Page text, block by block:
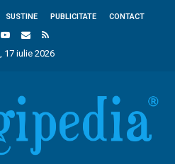
SUSTINE PUBLICITATE CONTACT
17 iulie 2026